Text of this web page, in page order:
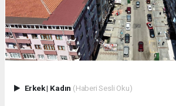
Erkek| Kadın (Haberi Sesli Oku)